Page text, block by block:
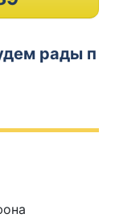
рады п